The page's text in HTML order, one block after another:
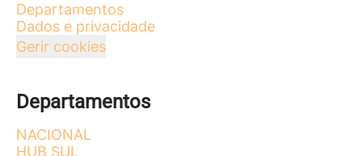
Departamentos
Dados e privacidade
Gerir cookies
Departamentos
NACIONAL
HUB SUL